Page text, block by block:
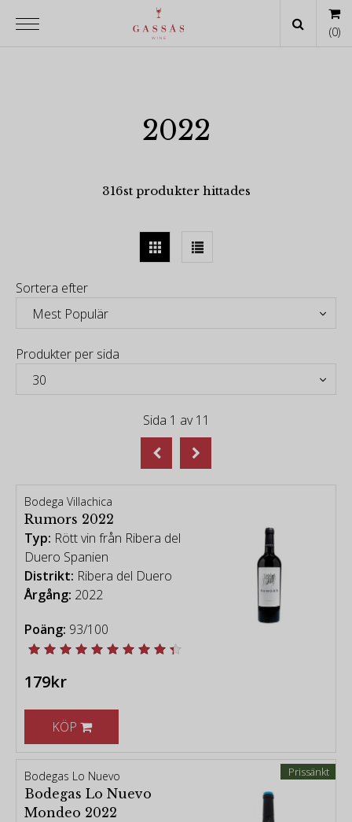
2022
316st produkter hittades
Sortera efter
Produkter per sida
Sida 1 av11
Bodega Villachica
Rumors 2022
Typ: Rött vin från Ribera del
Duero Spanien
Distrikt: Ribera del Duero
Årgång: 2022
Poäng: 93/100
179kr
KÖP
Prissänkt
Bodegas Lo Nuevo
Bodegas Lo Nuevo
Mondeo 2022
(0)